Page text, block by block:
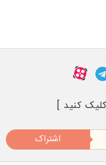
کنید ]
اشتراک